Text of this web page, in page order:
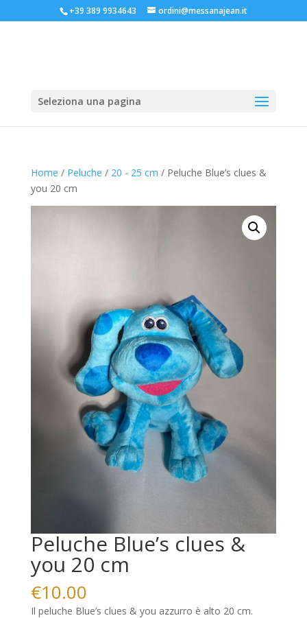
+39 389 9934643 ordini@messanajean.it
Seleziona una pagina
Home / Peluche / 20 - 25 cm / Peluche Blue’s clues &
you 20 cm
Peluche Blue’s clues &
you 20 cm
€10.00
Il peluche Blue’s clues & you azzurro è alto 20 cm.